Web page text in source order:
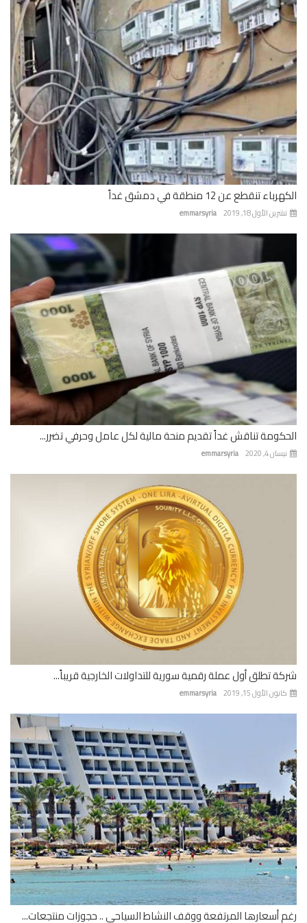
تنقطع عن 12 منطقة في دمشق غداً
emmarsyria الأول 18, 2019
تناقش غداً تقديم منحة مالية لكل عامل وحرفي تضرر...
emmarsyria 4, 2020
تطلق أول عملة رقمية سورية للتداولات الخارجية قريباً...
emmarsyria الأول 15, 2019
أسعارها المرتفعة ووقف النشاط السياحي .. حجوزات منتجعات...